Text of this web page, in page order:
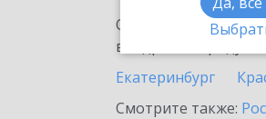
Ознакомьтесь с
внедрение продукта.
Екатеринбург
Смотрите также: